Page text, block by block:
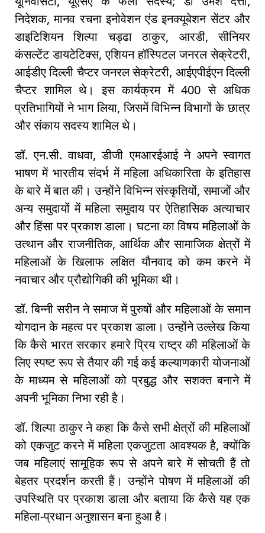
निदेशक, मानव रचना इनोवेशन एंड इनक्यूबेशन सेंटर और
डाइटिशियन शिल्पा चड्ढा ठाकुर, आरडी, सीनियर
कंसल्टेंट डायटेटिक्स, एशियन हॉस्पिटल जनरल सेक्रेटरी,
आईडीए दिल्ली चैप्टर जनरल सेक्रेटरी, आईएपीईएन दिल्ली
चैप्टर शामिल थे। इस कार्यक्रम में 400 से अधिक
प्रतिभागियों ने भाग लिया, जिसमें विभिन्न विभागों के छात्र
और संकाय सदस्य शामिल थे।
डॉ. एन.सी. वाधवा, डीजी एमआरईआई ने अपने स्वागत
भाषण में भारतीय संदर्भ में महिला अधिकारिता के इतिहास
के बारे में बात की। उन्होंने विभिन्न संस्कृतियों, समाजों और
अन्य समुदायों में महिला समुदाय पर ऐतिहासिक अत्याचार
और हिंसा पर प्रकाश डाला। घटना का विषय महिलाओं के
उत्थान और राजनीतिक, आर्थिक और सामाजिक क्षेत्रों में
महिलाओं के खिलाफ लक्षित यौनवाद को कम करने में
नवाचार और प्रौद्योगिकी की भूमिका थी।
डॉ. बिन्नी सरीन ने समाज में पुरुषों और महिलाओं के समान
योगदान के महत्व पर प्रकाश डाला। उन्होंने उल्लेख किया
कि कैसे भारत सरकार हमारे प्रिय राष्ट्र की महिलाओं के
लिए स्पष्ट रूप से तैयार की गई कई कल्याणकारी योजनाओं
के माध्यम से महिलाओं को प्रबुद्ध और सशक्त बनाने में
अपनी भूमिका निभा रही है।
डॉ. शिल्पा ठाकुर ने कहा कि कैसे सभी क्षेत्रों की महिलाओं
को एकजुट करने में महिला एकजुटता आवश्यक है, क्योंकि
जब महिलाएं सामूहिक रूप से अपने बारे में सोचती हैं तो
बेहतर प्रदर्शन करती हैं। उन्होंने पोषण में महिलाओं की
उपस्थिति पर प्रकाश डाला और बताया कि कैसे यह एक
महिला-प्रधान अनुशासन बना हुआ है।